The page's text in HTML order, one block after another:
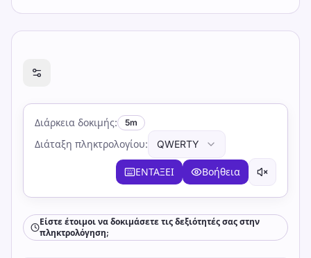
Είστε έτοιμοι να δοκιμάσετε τις δεξιότητές σας
Διάρκεια δοκιμής: 5m
Διάταξη πληκτρολογίου: QWERTY
ΕΝΤΑΞΕΙ Βοήθεια
Είστε έτοιμοι να δοκιμάσετε τις δεξιότητές σας στην
πληκτρολόγηση;